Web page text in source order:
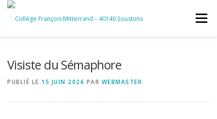
Aller
contenu
Menu
Visiste du Sémaphore
PUBLIÉ LE 15 JUIN 2026 PAR WEBMASTER